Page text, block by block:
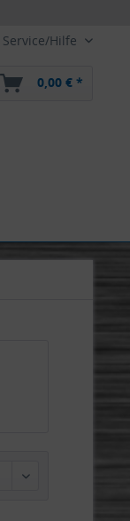
Service/Hilfe
0,00 € *